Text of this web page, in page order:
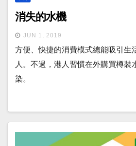
消失的水機
JUN 1, 2019
方便、快捷的消費模式總能吸引生
人。不過，港人習慣在外購買樽裝
染。